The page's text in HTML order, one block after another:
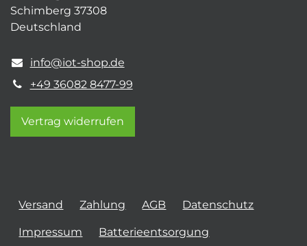
Schimberg 37308
Deutschland
info@iot-shop.de
+49 36082 8477-99
Vertrag widerrufen
Versand Zahlung AGB Datenschutz
Impressum Batterieentsorgung